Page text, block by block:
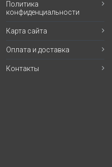
Политика
конфиденциальности
Карта сайта
Оплата и доставка
Контакты